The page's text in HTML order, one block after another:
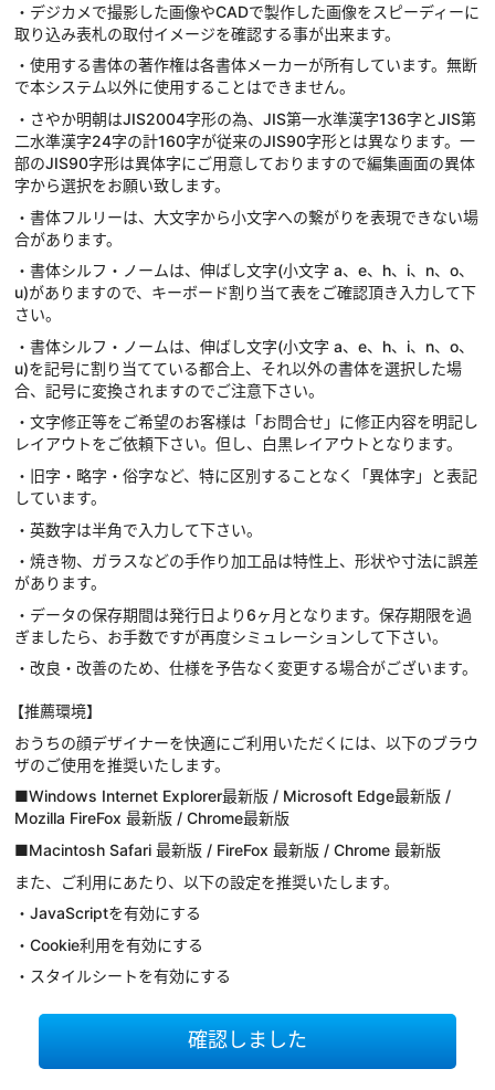
・デジカメで撮影した画像やCADで製作した画像をスピーディーに
取り込み表札の取付イメージを確認する事が出来ます。
・使用する書体の著作権は各書体メーカーが所有しています。無断
で本システム以外に使用することはできません。
・さやか明朝はJIS2004字形の為、JIS第一水準漢字136字とJIS第
二水準漢字24字の計160字が従来のJIS90字形とは異なります。一
部のJIS90字形は異体字にご用意しておりますので編集画面の異体
字から選択をお願い致します。
・書体フルリーは、大文字から小文字への繋がりを表現できない場
合があります。
・書体シルフ・ノームは、伸ばし文字(小文字 a、e、h、i、n、o、
u)がありますので、キーボード割り当て表をご確認頂き入力して下
さい。
・書体シルフ・ノームは、伸ばし文字(小文字 a、e、h、i、n、o、
u)を記号に割り当てている都合上、それ以外の書体を選択した場
合、記号に変換されますのでご注意下さい。
・文字修正等をご希望のお客様は「お問合せ」に修正内容を明記し
レイアウトをご依頼下さい。但し、白黒レイアウトとなります。
・旧字・略字・俗字など、特に区別することなく「異体字」と表記
しています。
・英数字は半角で入力して下さい。
・焼き物、ガラスなどの手作り加工品は特性上、形状や寸法に誤差
があります。
・データの保存期間は発行日より6ヶ月となります。保存期限を過
ぎましたら、お手数ですが再度シミュレーションして下さい。
・改良・改善のため、仕様を予告なく変更する場合がございます。
【推薦環境】
おうちの顔デザイナーを快適にご利用いただくには、以下のブラウ
ザのご使用を推奨いたします。
■Windows Internet Explorer最新版 / Microsoft Edge最新版 /
Mozilla FireFox 最新版 / Chrome最新版
■Macintosh Safari 最新版 / FireFox 最新版 / Chrome 最新版
また、ご利用にあたり、以下の設定を推奨いたします。
・JavaScriptを有効にする
・Cookie利用を有効にする
・スタイルシートを有効にする
確認しました